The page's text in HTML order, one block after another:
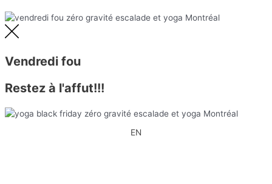
Vendredi fou
Restez à l'affut!!!
EN